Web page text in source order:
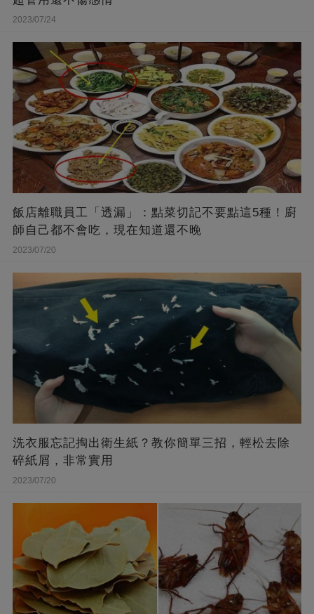
2023/07/24
飯店離職員工「透漏」：點菜切記不要點這5種！廚
師自己都不會吃，現在知道還不晚
2023/07/20
洗衣服忘記掏出衛生紙？教你簡單三招，輕松去除
碎紙屑，非常實用
2023/07/20